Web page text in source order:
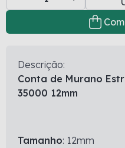
Descrição:
Conta de Murano
35000 12mm
Tamanho: 12mm